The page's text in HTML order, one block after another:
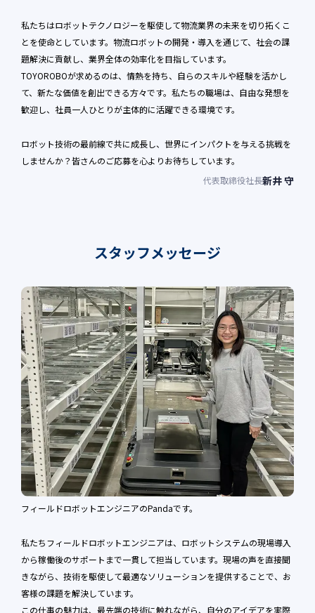
私たちはロボットテクノロジーを駆使して物流業界の未来を切り拓くこ
とを使命としています。物流ロボットの開発・導入を通じて、社会の課
題解決に貢献し、業界全体の効率化を目指しています。
TOYOROBOが求めるのは、情熱を持ち、自らのスキルや経験を活かし
て、新たな価値を創出できる方々です。私たちの職場は、自由な発想を
歓迎し、社員一人ひとりが主体的に活躍できる環境です。
ロボット技術の最前線で共に成長し、世界にインパクトを与える挑戦を
しませんか？皆さんのご応募を心よりお待ちしています。
代表取締役社長新井 守
スタッフメッセージ
フィールドロボットエンジニアのPandaです。
私たちフィールドロボットエンジニアは、ロボットシステムの現場導入
から稼働後のサポートまで一貫して担当しています。現場の声を直接聞
きながら、技術を駆使して最適なソリューションを提供することで、お
客様の課題を解決しています。
この仕事の魅力は、最先端の技術に触れながら、自分のアイデアを実際